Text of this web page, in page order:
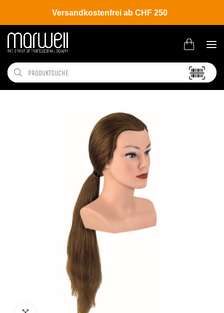
Versandkostenfrei ab CHF 250
Shop Salon Übungsköpfe